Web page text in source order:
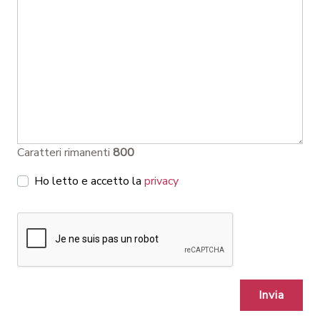
Caratteri rimanenti 800
Ho letto e accetto la privacy
Invia